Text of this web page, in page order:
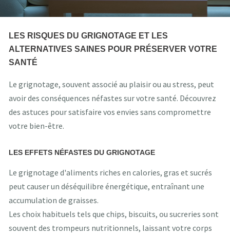
LES RISQUES DU GRIGNOTAGE ET LES
ALTERNATIVES SAINES POUR PRÉSERVER VOTRE
SANTÉ
Le grignotage, souvent associé au plaisir ou au stress, peut
avoir des conséquences néfastes sur votre santé. Découvrez
des astuces pour satisfaire vos envies sans compromettre
votre bien-être.
LES EFFETS NÉFASTES DU GRIGNOTAGE
Le grignotage d'aliments riches en calories, gras et sucrés
peut causer un déséquilibre énergétique, entraînant une
accumulation de graisses.
Les choix habituels tels que chips, biscuits, ou sucreries sont
souvent des trompeurs nutritionnels, laissant votre corps